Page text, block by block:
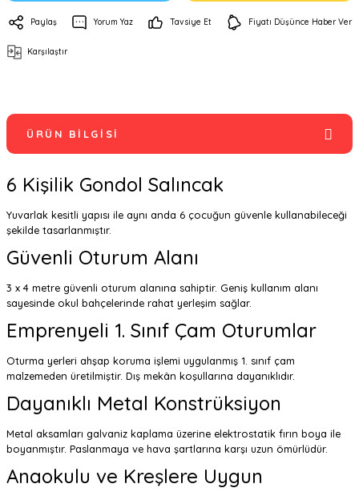
Paylaş Yorum Yaz Tavsiye Et Fiyatı Düşünce Haber Ver
Karşılaştır
ÜRÜN BILGISI
6 Kişilik Gondol Salıncak
Yuvarlak kesitli yapısı ile aynı anda 6 çocuğun güvenle kullanabileceği
şekilde tasarlanmıştır.
Güvenli Oturum Alanı
3 x 4 metre güvenli oturum alanına sahiptir. Geniş kullanım alanı
sayesinde okul bahçelerinde rahat yerleşim sağlar.
Emprenyeli 1. Sınıf Çam Oturumlar
Oturma yerleri ahşap koruma işlemi uygulanmış 1. sınıf çam
malzemeden üretilmiştir. Dış mekân koşullarına dayanıklıdır.
Dayanıklı Metal Konstrüksiyon
Metal aksamları galvaniz kaplama üzerine elektrostatik fırın boya ile
boyanmıştır. Paslanmaya ve hava şartlarına karşı uzun ömürlüdür.
Anaokulu ve Kreşlere Uygun